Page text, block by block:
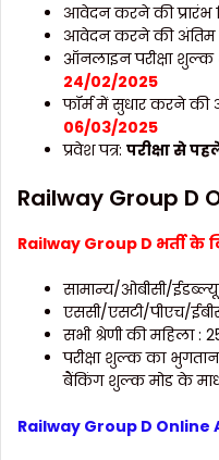
आवेदन करने की प्रारंभ
आवेदन करने की अंतिम
ऑनलाइन परीक्षा
24/02/2025
फॉर्म में सुधार करने की
06/03/2025
प्रवेश पत्र: परीक्षा से
Railway Group D
Railway Group D भर्ती के
सामान्य/ओबीसी/
एससी/एसटी/पीएच/
सभी श्रेणी की महिला :
परीक्षा शुल्क का भुगतान
बैंकिंग शुल्क मोड के
Railway Group D Online